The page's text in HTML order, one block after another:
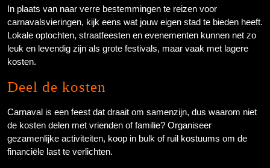
In plaats van naar verre bestemmingen te reizen voor
carnavalsvieringen, kijk eens wat jouw eigen stad te bieden heeft.
Lokale optochten, straatfeesten en evenementen kunnen net zo
leuk en levendig zijn als grote festivals, maar vaak met lagere
kosten.
Deel de kosten
Carnaval is een feest dat draait om samenzijn, dus waarom niet
de kosten delen met vrienden of familie? Organiseer
gezamenlijke activiteiten, koop in bulk of ruil kostuums om de
financiële last te verlichten.